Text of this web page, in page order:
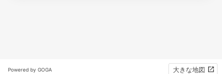
Powered by GOGA 大きな地図